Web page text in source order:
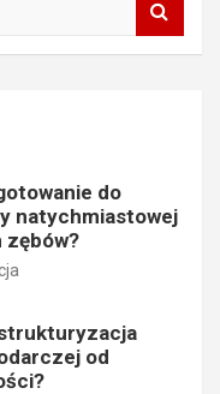
do
natychmiastowej
zębów?
od